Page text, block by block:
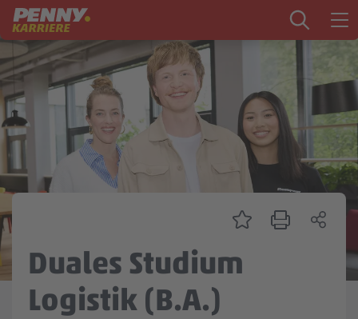
Zum Inhalt springen
Startseite
PENNY als Arbeitgeber
Ausbildung
Zentrale & Vertrieb
Mein Kandidat:innenprofil
Duales Studium
Logistik (B.A.)